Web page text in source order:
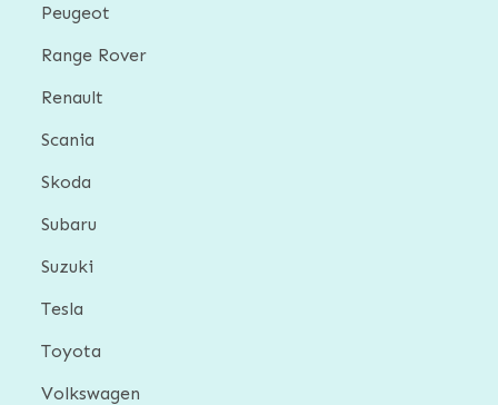
Peugeot
Range Rover
Renault
Scania
Skoda
Subaru
Suzuki
Tesla
Toyota
Volkswagen